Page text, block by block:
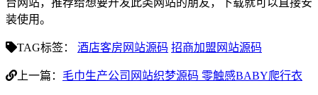
台网站，推荐给想要开发此类网站的朋友，下载就可以直接安
装使用。
TAG标签： 酒店客房网站源码 招商加盟网站源码
上一篇： 毛巾生产公司网站织梦源码 零触感BABY爬行衣